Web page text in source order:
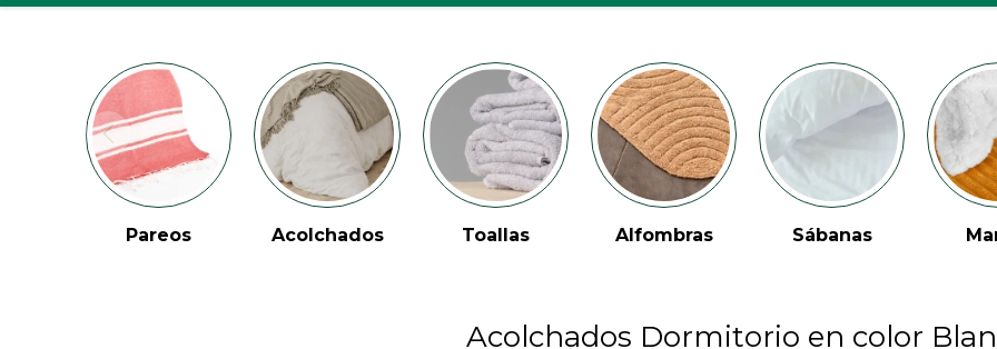
Pareos Acolchados Toallas Alfombras Sábanas
Acolchados Dormitorio en color